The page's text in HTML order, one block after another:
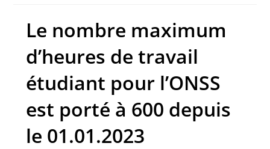
Le nombre maximum
d’heures de travail
étudiant pour l’ONSS
est porté à 600 depuis
le 01.01.2023